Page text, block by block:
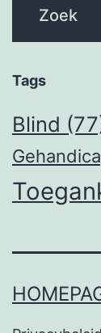
Tags
Blind